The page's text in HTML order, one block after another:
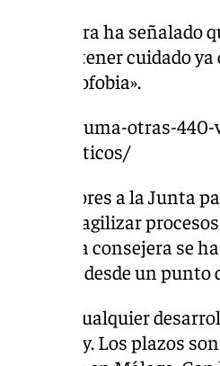
consejera ha señalado
«hay que tener cuidado
turismofobia».
malaga-suma-otras-
turisticos/
promotores a la Junta
de agilizar
pero la consejera se
posible desde un
cualquier
la ley. Los plazos